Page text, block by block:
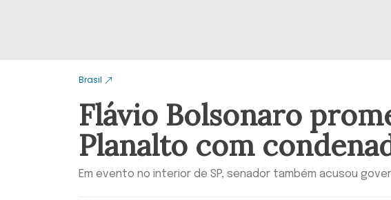
Brasil
Flávio Bolsonaro
Planalto com
Em evento no interior de SP, senador também acusou